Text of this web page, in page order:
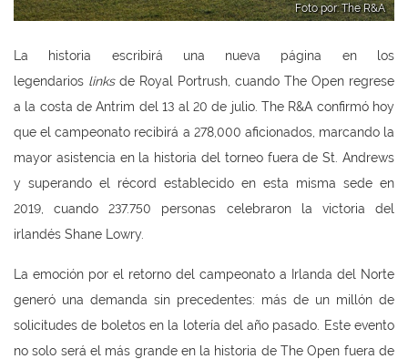
Foto por: The R&A
La historia escribirá una nueva página en los
legendarios linksde Royal Portrush, cuando The Open regrese
a la costa de Antrim del 13 al 20 de julio. The R&A confirmó hoy
que el campeonato recibirá a 278,000 aficionados, marcando la
mayor asistencia en la historia del torneo fuera de St. Andrews
y superando el récord establecido en esta misma sede en
2019, cuando 237.750 personas celebraron la victoria del
irlandés Shane Lowry.
La emoción por el retorno del campeonato a Irlanda del Norte
generó una demanda sin precedentes: más de un millón de
solicitudes de boletos en la lotería del año pasado. Este evento
no solo será el más grande en la historia de The Open fuera de